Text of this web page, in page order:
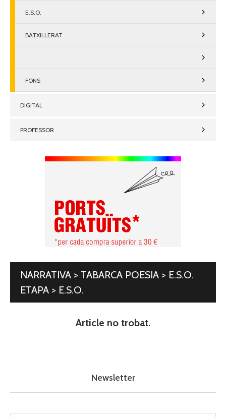
E.S.O.
BATXILLERAT
.
FONS
DIGITAL
PROFESSOR
NARRATIVA > TABARCA POESIA > E.S.O.
ETAPA > E.S.O.
Article no trobat.
Newsletter